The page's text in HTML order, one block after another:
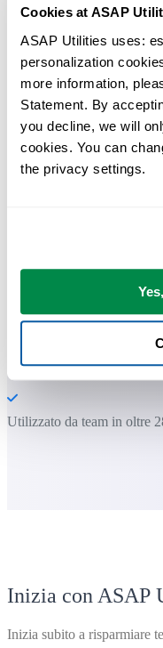
Cookies at ASAP
ASAP Utilities uses:
personalization
more information,
Statement. By
you decline, we will
cookies. You can
the privacy settings.
Strumenti pratici che molti
Excel.
Risparmia
La maggior parte degli
finiscono per usare ASAP
Utilizzato da team in oltre
Inizia con ASAP
Inizia subito a risparmiare